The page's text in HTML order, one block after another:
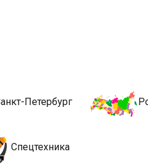
Петербург
Спецтехника